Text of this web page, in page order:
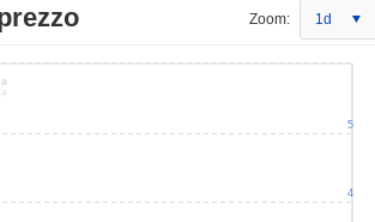
Zoom: 1d
4
5